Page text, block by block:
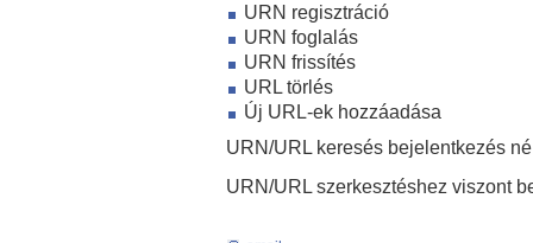
URN regisztráció
URN foglalás
URN frissítés
URL törlés
Új URL-ek hozzáadása
URN/URL keresés bejelentkezés
URN/URL szerkesztéshez viszont